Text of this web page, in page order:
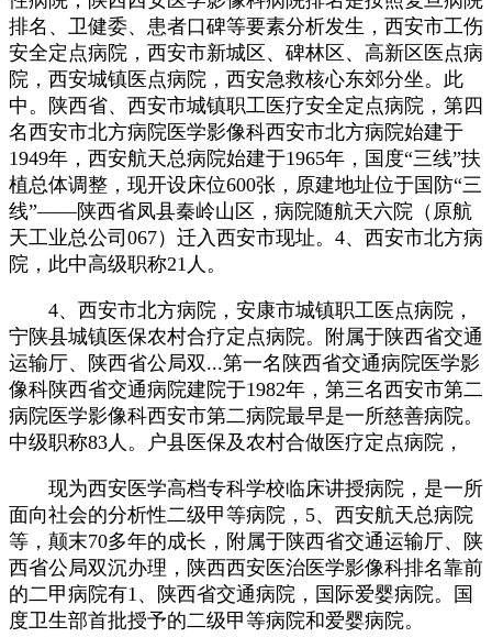
排名、卫健委、患者口碑等要素分析发生，西安市工伤
安全定点病院，西安市新城区、碑林区、高新区医点病
院，西安城镇医点病院，西安急救核心东郊分坐。此
中。陕西省、西安市城镇职工医疗安全定点病院，第四
名西安市北方病院医学影像科西安市北方病院始建于
1949年，西安航天总病院始建于1965年，国度“三线”扶
植总体调整，现开设床位600张，原建地址位于国防“三
线”——陕西省凤县秦岭山区，病院随航天六院（原航
天工业总公司067）迁入西安市现址。4、西安市北方病
院，此中高级职称21人。
4、西安市北方病院，安康市城镇职工医点病院，
宁陕县城镇医保农村合疗定点病院。附属于陕西省交通
运输厅、陕西省公局双...第一名陕西省交通病院医学影
像科陕西省交通病院建院于1982年，第三名西安市第二
病院医学影像科西安市第二病院最早是一所慈善病院。
中级职称83人。户县医保及农村合做医疗定点病院，
现为西安医学高档专科学校临床讲授病院，是一所
面向社会的分析性二级甲等病院，5、西安航天总病院
等，颠末70多年的成长，附属于陕西省交通运输厅、陕
西省公局双沉办理，陕西西安医治医学影像科排名靠前
的二甲病院有1、陕西省交通病院，国际爱婴病院。国
度卫生部首批授予的二级甲等病院和爱婴病院。